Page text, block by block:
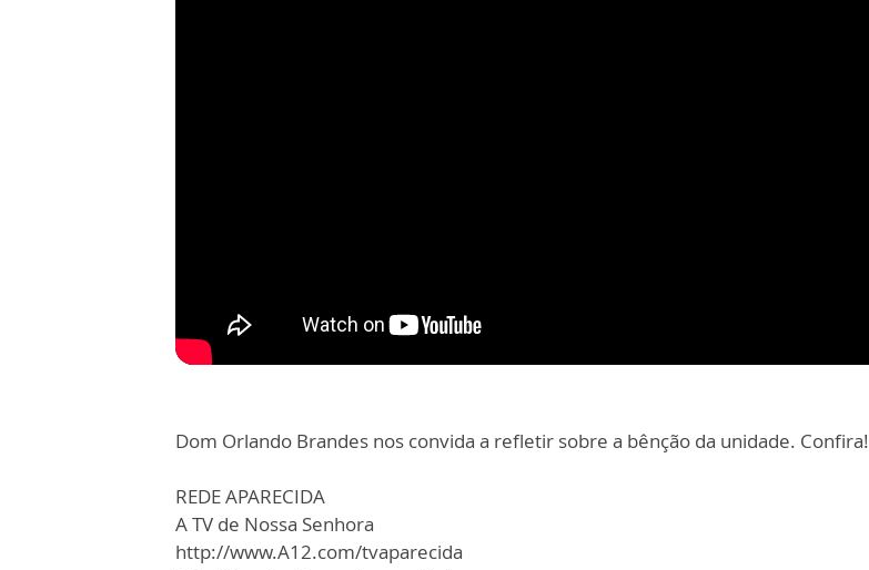
Dom Orlando Brandes nos convida a refletir sobre a bênção da unidade. Confira!
REDE APARECIDA
A TV de Nossa Senhora
http://www.A12.com/tvaparecida